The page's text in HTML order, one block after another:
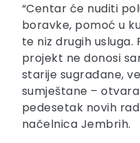
“Centar će nuditi
boravke, pomoć u
te niz drugih usluga.
projekt ne donosi
starije sugrađane,
sumještane –
pedesetak novih
načelnica Jembrih.